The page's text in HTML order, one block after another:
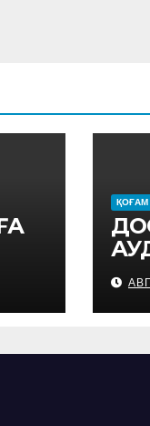
ҚОҒАМ